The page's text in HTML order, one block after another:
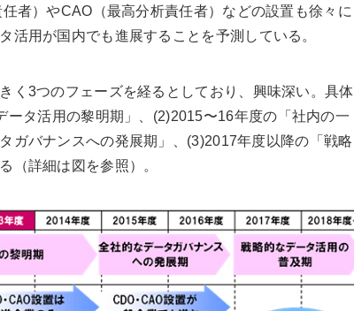
者）やCAO（最高分析責任者）などの設置も徐々に
活用が国内でも進展することを予測している。
く3つのフェーズを経るとしており、興味深い。具体
ータ活用の黎明期」、(2)2015〜16年度の「社内の一
ガバナンスへの発展期」、(3)2017年度以降の「戦略
（詳細は図を参照）。